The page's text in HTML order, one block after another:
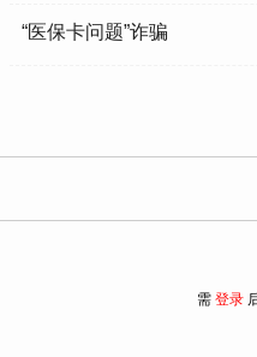
“医保卡问题”诈骗
需 登录